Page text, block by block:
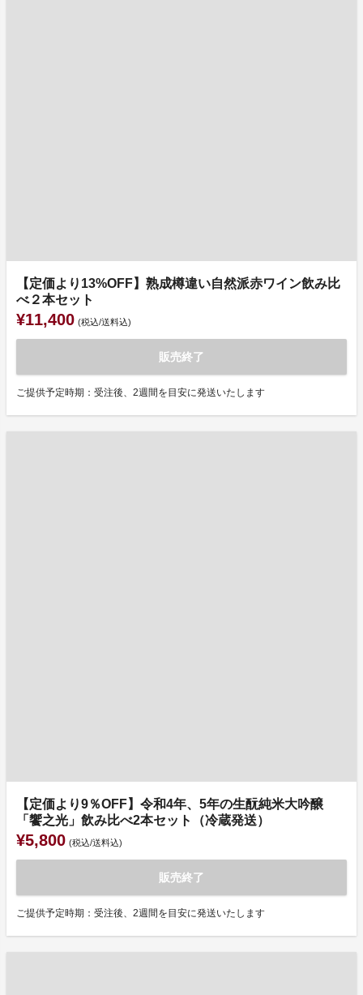
【定価より13%OFF】熟成樽違い自然派赤ワイン飲み比
べ２本セット
¥11,400 (税込/送料込)
販売終了
ご提供予定時期：受注後、2週間を目安に発送いたします
【定価より9％OFF】令和4年、5年の生酛純米大吟醸
「饗之光」飲み比べ2本セット（冷蔵発送）
¥5,800 (税込/送料込)
販売終了
ご提供予定時期：受注後、2週間を目安に発送いたします